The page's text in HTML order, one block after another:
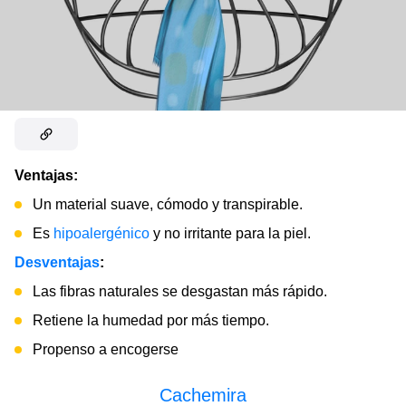
Ventajas:
Un material suave, cómodo y transpirable.
Es hipoalergénico y no irritante para la piel.
Desventajas:
Las fibras naturales se desgastan más rápido.
Retiene la humedad por más tiempo.
Propenso a encogerse
Cachemira